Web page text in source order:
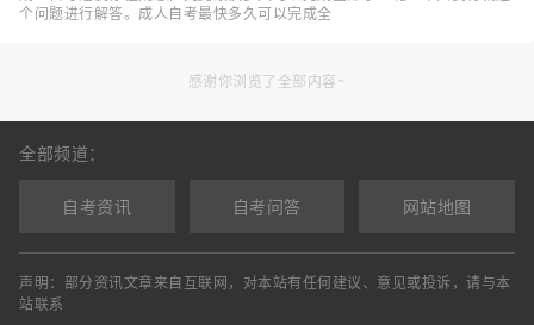
个问题进行解答。成人自考最快多久可以完成全
感谢你浏览了全部内容~
全部频道：
自考资讯 自考问答 网站地图
声明：部分资讯文章来自互联网，对本站有任何建议、意见或投诉，请与本
站联系